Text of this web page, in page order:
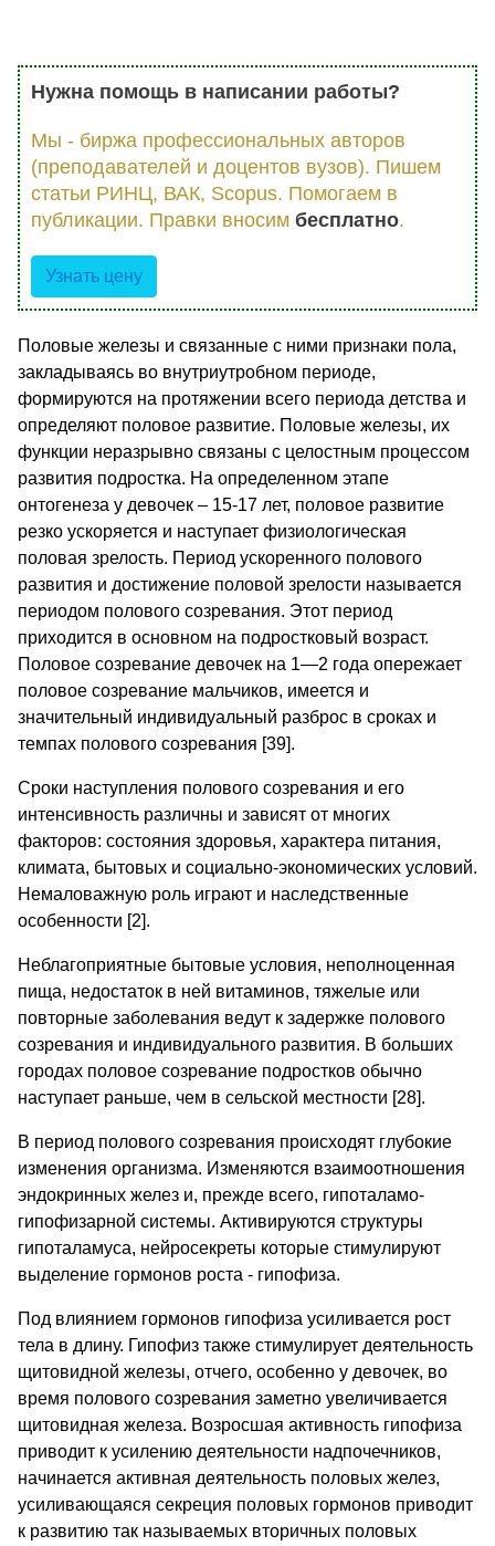
Нужна помощь в написании работы?
Мы - биржа профессиональных авторов
(преподавателей и доцентов вузов). Пишем
статьи РИНЦ, ВАК, Scopus. Помогаем в
публикации. Правки вносим бесплатно.
Узнать цену
Половые железы и связанные с ними признаки пола,
закладываясь во внутриутробном периоде,
формируются на протяжении всего периода детства и
определяют половое развитие. Половые железы, их
функции неразрывно связаны с целостным процессом
развития подростка. На определенном этапе
онтогенеза у девочек – 15-17 лет, половое развитие
резко ускоряется и наступает физиологическая
половая зрелость. Период ускоренного полового
развития и достижение половой зрелости называется
периодом полового созревания. Этот период
приходится в основном на подростковый возраст.
Половое созревание девочек на 1—2 года опережает
половое созревание мальчиков, имеется и
значительный индивидуальный разброс в сроках и
темпах полового созревания [39].
Сроки наступления полового созревания и его
интенсивность различны и зависят от многих
факторов: состояния здоровья, характера питания,
климата, бытовых и социально-экономических условий.
Немаловажную роль играют и наследственные
особенности [2].
Неблагоприятные бытовые условия, неполноценная
пища, недостаток в ней витаминов, тяжелые или
повторные заболевания ведут к задержке полового
созревания и индивидуального развития. В больших
городах половое созревание подростков обычно
наступает раньше, чем в сельской местности [28].
В период полового созревания происходят глубокие
изменения организма. Изменяются взаимоотношения
эндокринных желез и, прежде всего, гипоталамо-
гипофизарной системы. Активируются структуры
гипоталамуса, нейросекреты которые стимулируют
выделение гормонов роста - гипофиза.
Под влиянием гормонов гипофиза усиливается рост
тела в длину. Гипофиз также стимулирует деятельность
щитовидной железы, отчего, особенно у девочек, во
время полового созревания заметно увеличивается
щитовидная железа. Возросшая активность гипофиза
приводит к усилению деятельности надпочечников,
начинается активная деятельность половых желез,
усиливающаяся секреция половых гормонов приводит
к развитию так называемых вторичных половых